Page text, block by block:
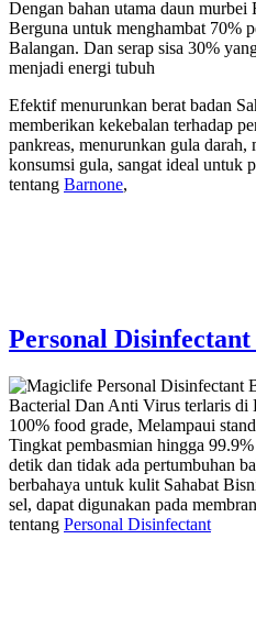
Dengan bahan utama daun
Berguna untuk menghambat 70%
Balangan. Dan serap sisa 30%
menjadi energi tubuh
Efektif menurunkan berat badan
memberikan kekebalan terhadap
pankreas, menurunkan gula darah,
konsumsi gula, sangat ideal untuk
tentang Barnone,
Personal
Bacterial Dan Anti Virus terlaris di
100% food grade, Melampaui
Tingkat pembasmian hingga
detik dan tidak ada pertumbuhan
berbahaya untuk kulit Sahabat
sel, dapat digunakan pada
tentang Personal Disinfectant